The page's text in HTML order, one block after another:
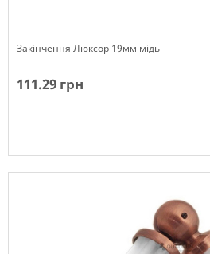
Закінчення Люксор 19мм мідь
111.29 грн